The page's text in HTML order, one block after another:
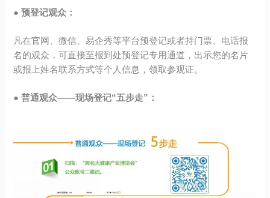
● 预登记观众：
凡在官网、微信、易企秀等平台预登记或者持门票、电话报
名的观众，可直接至报到处预登记专用通道，出示您的名片
或报上姓名联系方式等个人信息，领取参观证。
● 普通观众——现场登记“五步走”：